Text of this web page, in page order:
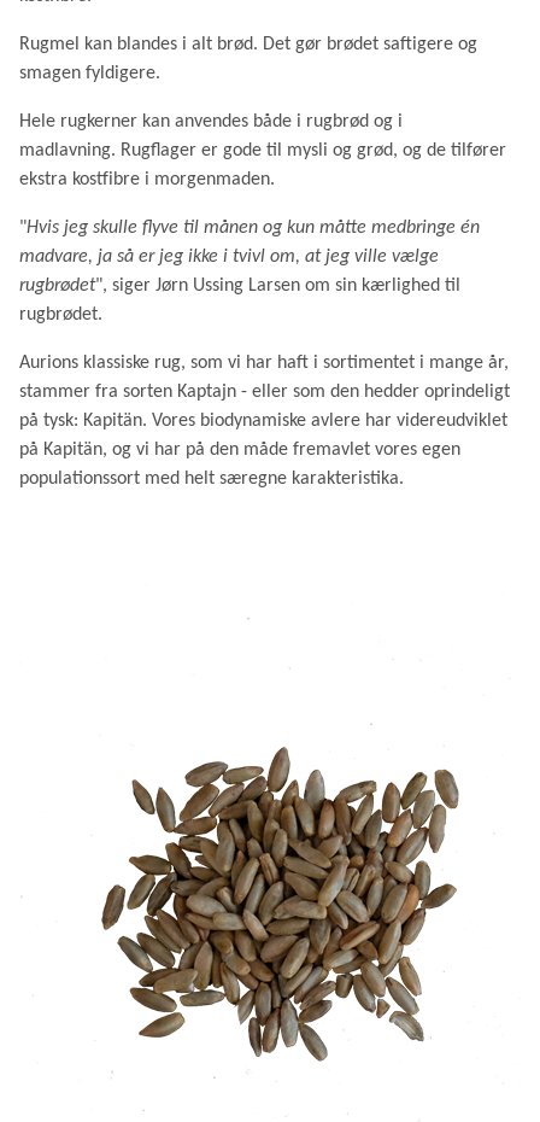
Rugmel kan blandes i alt brød. Det gør brødet saftigere og
smagen fyldigere.
Hele rugkerner kan anvendes både i rugbrød og i
madlavning. Rugflager er gode til mysli og grød, og de tilfører
ekstra kostfibre i morgenmaden.
"Hvis jeg skulle flyve til månen og kun måtte medbringe én
madvare, ja så er jeg ikke i tvivl om, at jeg ville vælge
rugbrødet", siger Jørn Ussing Larsen om sin kærlighed til
rugbrødet.
Aurions klassiske rug, som vi har haft i sortimentet i mange år,
stammer fra sorten Kaptajn - eller som den hedder oprindeligt
på tysk: Kapitän. Vores biodynamiske avlere har videreudviklet
på Kapitän, og vi har på den måde fremavlet vores egen
populationssort med helt særegne karakteristika.